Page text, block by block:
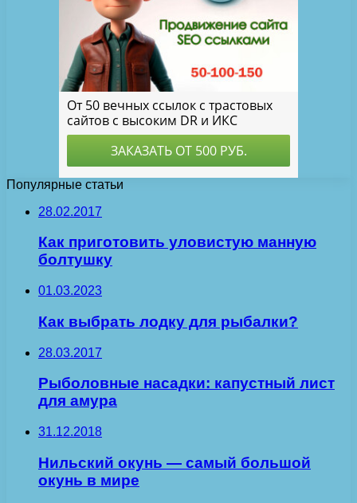
Популярные статьи
28.02.2017
Как приготовить уловистую манную
болтушку
01.03.2023
Как выбрать лодку для рыбалки?
28.03.2017
Рыболовные насадки: капустный лист
для амура
31.12.2018
Нильский окунь — самый большой
окунь в мире